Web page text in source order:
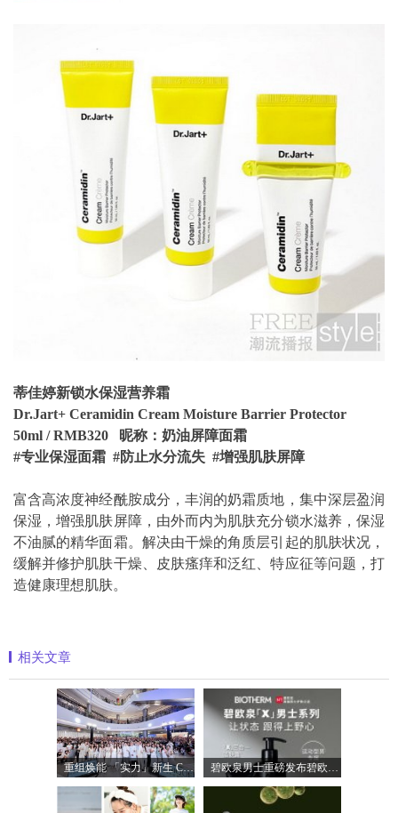
蒂佳婷新锁水保湿营养霜
Dr.Jart+ Ceramidin Cream Moisture Barrier Protector
50ml / RMB320 昵称：奶油屏障面霜
#专业保湿面霜 #防止水分流失 #增强肌肤屏障
富含高浓度神经酰胺成分，丰润的奶霜质地，集中深层盈润
保湿，增强肌肤屏障，由外而内为肌肤充分锁水滋养，保湿
不油腻的精华面霜。解决由干燥的角质层引起的肌肤状况，
缓解并修护肌肤干燥、皮肤瘙痒和泛红、特应征等问题，打
造健康理想肌肤。
相关文章
重组焕能 「实力」新生 Clinique倩碧携手品 碧欧泉男士重磅发布碧欧泉「X」男士系列